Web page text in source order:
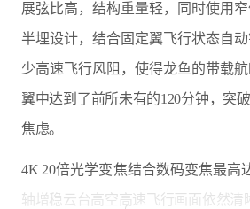
展弦比高，结构重量轻，同时使用
半埋设计，结合固定翼飞行状态自
少高速飞行风阻，使得龙鱼的带载
翼中达到了前所未有的120分钟，突
焦虑。
4K 20倍光学变焦结合数码变焦最高
轴增稳云台高空高速飞行画面依然清